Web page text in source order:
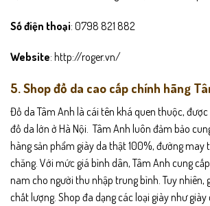
Số điện thoại: 0798 821 882
Website: http://roger.vn/
5. Shop đồ da cao cấp chính hãng
Đồ da Tâm Anh là cái tên khá quen thuộc,
đồ da lớn ở Hà Nội. Tâm Anh luôn đảm bảo
hàng sản phẩm giày da thật 100%, đường may
chăng. Với mức giá bình dân, Tâm Anh cung
nam cho người thu nhập trung bình. Tuy nhiên,
chất lượng. Shop đa dạng các loại giày như giày